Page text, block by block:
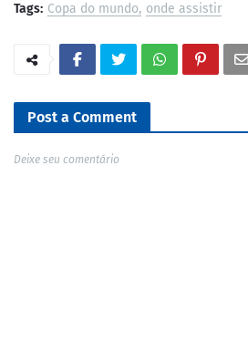
Tags: Copa do mundo onde assistir
Post a Comment
Deixe seu comentário